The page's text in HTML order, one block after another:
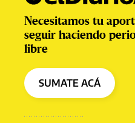
Necesitamos tu
seguir haciendo
libre
SUMATE ACÁ